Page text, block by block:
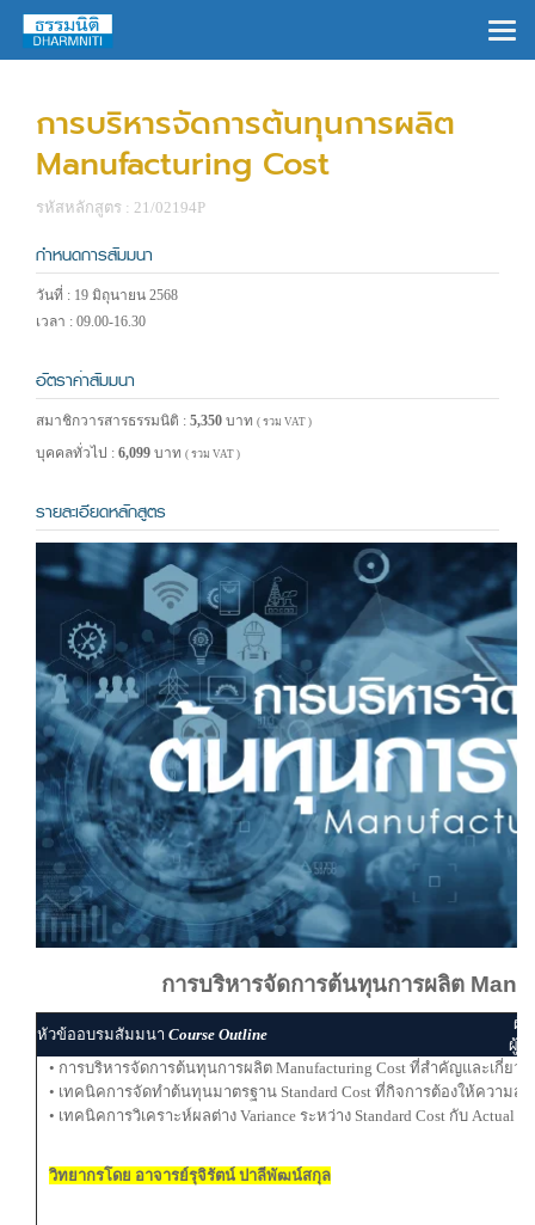
การบริหารจัดการต้นทุนการผลิต
Manufacturing Cost
รหัสหลักสูตร : 21/02194P
กำหนดการสัมมนา
วันที่ : 19 มิถุนายน 2568
เวลา : 09.00-16.30
อัตราค่าสัมมนา
สมาชิกวารสารธรรมนิติ : 5,350 บาท ( รวม VAT )
บุคคลทั่วไป : 6,099 บาท ( รวม VAT )
รายละเอียดหลักสูตร
การบริหารจัดการต้นทุนการผลิต
หัวข้ออบรมสัมมนา Course Outline
ผู้
ผู้ส
• การบริหารจัดการต้นทุนการผลิต Manufacturing Cost ที่สำคัญและเกี่ยว
• เทคนิคการจัดทำต้นทุนมาตรฐาน Standard Cost ที่กิจการต้องให้ความส
• เทคนิคการวิเคราะห์ผลต่าง Variance ระหว่าง Standard Cost กับ Actual
วิทยากรโดย อาจารย์รุจิรัตน์ ปาลีพัฒน์สกุล
×